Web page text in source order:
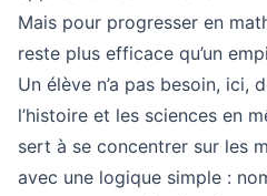
Mais pour progresser en
reste plus efficace qu’un
Un élève n’a pas besoin, ici,
l’histoire et les sciences en
sert à se concentrer sur les
avec une logique simple :